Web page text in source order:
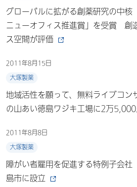
グローバルに拡がる創薬研究の中
ニューオフィス推進賞」を受賞 創
ス空間が評価
2011年8月15日
大塚製薬
地域活性を願って、無料ライブコン
の山あい徳島ワジキ工場に2万
2011年8月8日
大塚製薬
障がい者雇用を促進する特例子会社
島市に設立